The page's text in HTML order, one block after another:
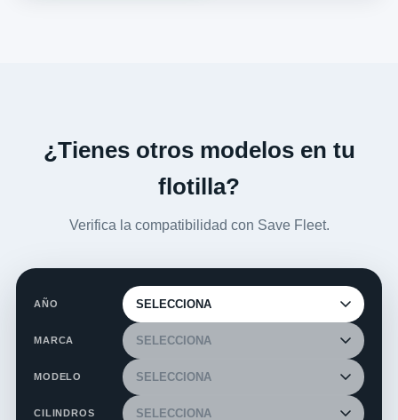
¿Tienes otros modelos en tu
flotilla?
Verifica la compatibilidad con Save Fleet.
AÑO
MARCA
MODELO
CILINDROS